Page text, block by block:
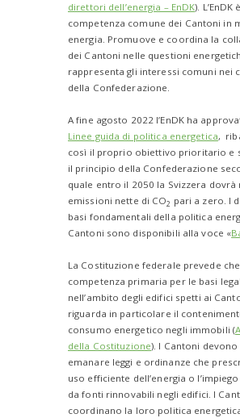
direttori dell’energia – EnDK).
competenza comune dei Cantoni in
energia. Promuove e coordina la
dei Cantoni nelle questioni
rappresenta gli interessi comuni nei
della Confederazione.
A fine agosto 2022 l’EnDK ha
Linee guida di politica energetica,
così il proprio obiettivo prioritario e
il principio della Confederazione
quale entro il 2050 la Svizzera dovrà
emissioni nette di CO2 pari a zero. I
basi fondamentali della politica
Cantoni sono disponibili alla voce «
La Costituzione federale prevede
competenza primaria per le basi
nell’ambito degli edifici spetti ai
riguarda in particolare il
consumo energetico negli immobili (
della Costituzione). I Cantoni devono
emanare leggi e ordinanze che
uso efficiente dell’energia o
da fonti rinnovabili negli edifici. I
coordinano la loro politica